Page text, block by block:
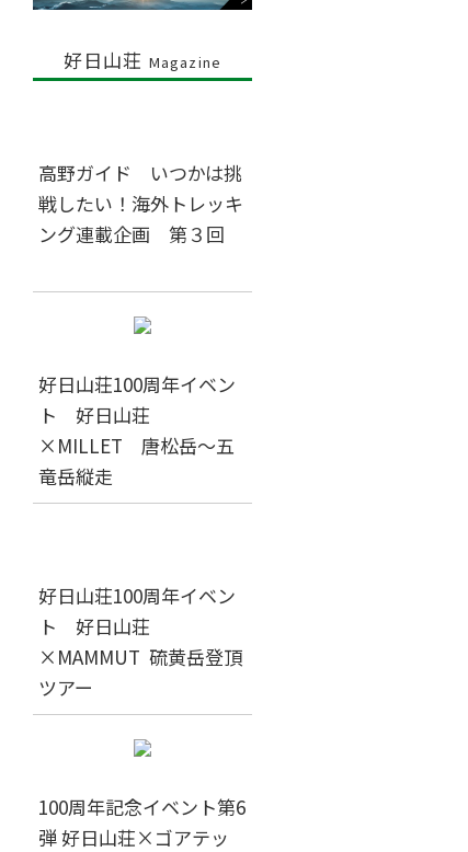
好日山荘 Magazine
高野ガイド いつかは挑
戦したい！海外トレッキ
ング連載企画 第３回
好日山荘100周年イベン
ト 好日山荘
×MILLET 唐松岳～五
竜岳縦走
好日山荘100周年イベン
ト 好日山荘
×MAMMUT 硫黄岳登頂
ツアー
100周年記念イベント第6
弾 好日山荘×ゴアテッ